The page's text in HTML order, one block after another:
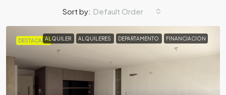
Sort by: Default Order
DESTACADAALQUILER ALQUILERES DEPARTAMENTO FINANCIACION